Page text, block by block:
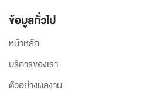
ข้อมูลทั่วไป
หน้าหลัก
บริการของเรา
ตัวอย่างผลงาน